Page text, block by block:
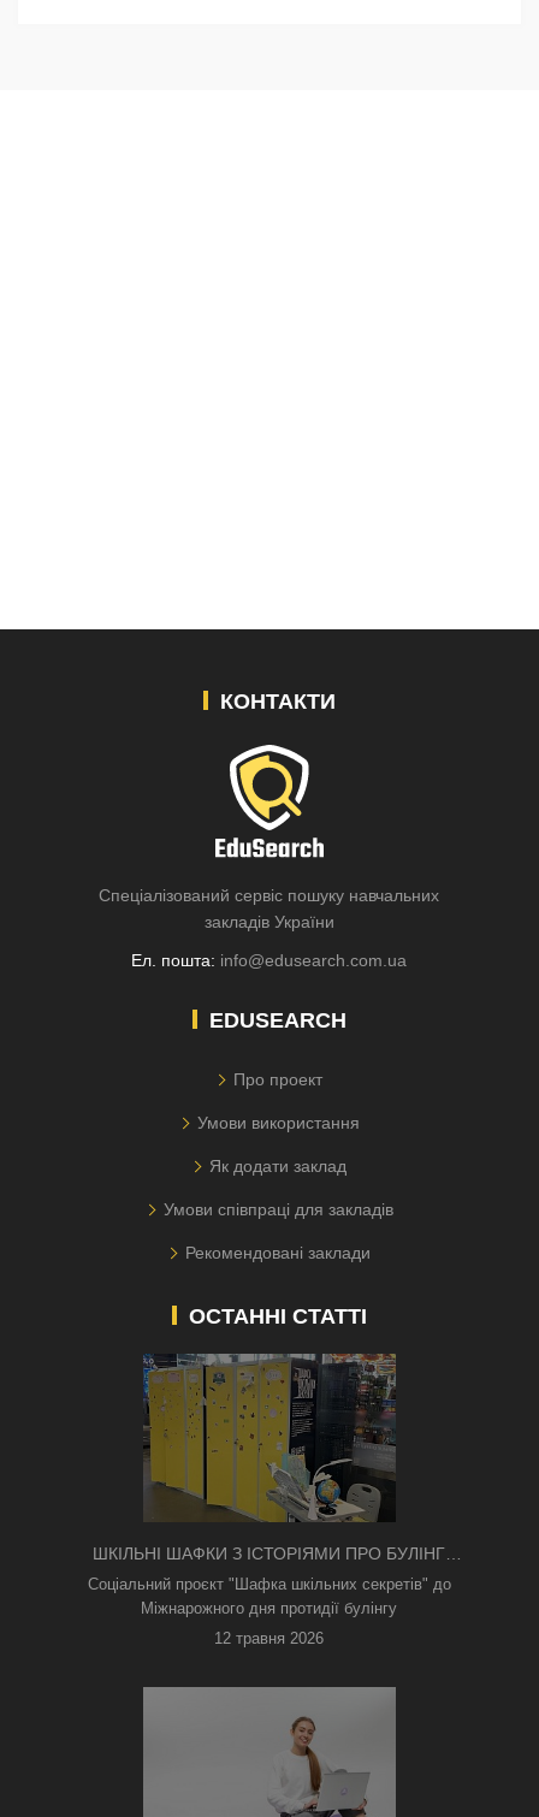
КОНТАКТИ
Спеціалізований сервіс пошуку навчальних
закладів України
Ел. пошта: info@edusearch.com.ua
EDUSEARCH
Про проект
Умови використання
Як додати заклад
Умови співпраці для закладів
Рекомендовані заклади
ОСТАННІ СТАТТІ
ШКІЛЬНІ ШАФКИ З ІСТОРІЯМИ ПРО БУЛІНГ
З'ЯВИЛИСЯ В КИЄВІ
Соціальний проєкт "Шафка шкільних секретів" до
Міжнарожного дня протидії булінгу
12 травня 2026